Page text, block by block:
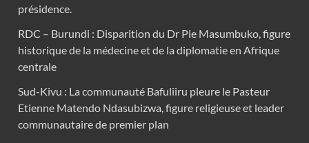
présidence.
RDC – Burundi : Disparition du Dr Pie Masumbuko, figure
historique de la médecine et de la diplomatie en Afrique
centrale
Sud-Kivu : La communauté Bafuliiru pleure le Pasteur
Etienne Matendo Ndasubizwa, figure religieuse et leader
communautaire de premier plan